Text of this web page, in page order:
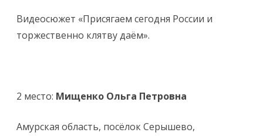
Видеосюжет «Присягаем сегодня России и
торжественно клятву даём».
2 место: Мищенко Ольга Петровна
Амурская область, посёлок Серышево,